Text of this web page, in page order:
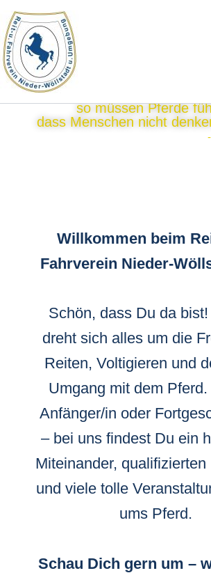
Inhalt
springen
"Wenn Menschen
Pferde nicht fühlen
so müssen Pferde
dass Menschen nicht
Willkommen beim
Fahrverein Nieder-
Schön, dass Du da
dreht sich alles um die
Reiten, Voltigieren und
Umgang mit dem
Anfänger/in oder
– bei uns findest Du ein
Miteinander,
und viele tolle
ums Pferd.
Schau Dich gern um –